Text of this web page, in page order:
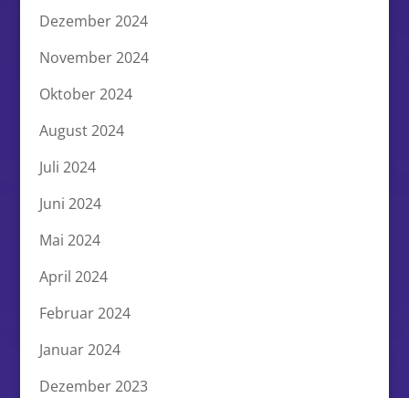
Dezember 2024
November 2024
Oktober 2024
August 2024
Juli 2024
Juni 2024
Mai 2024
April 2024
Februar 2024
Januar 2024
Dezember 2023